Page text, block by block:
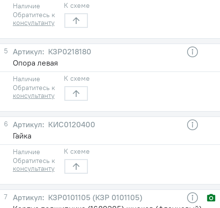
Наличие
Обратитесь к
консультанту
К схеме
5
КЗР0218180
Опора левая
Наличие
Обратитесь к
консультанту
К схеме
6
КИС0120400
Гайка
Наличие
Обратитесь к
консультанту
К схеме
7
КЗР0101105 (КЗР 0101105)